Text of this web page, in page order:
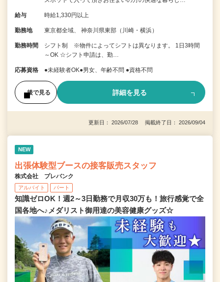
給与 時給1,330円以上
勤務地 東京都全域、 神奈川県東部（川崎・横浜）
勤務時間
シフト制 ※物件によってシフトは異なります。 1日3時間
～OK ☆シフト申請は、勤…
応募資格 ●未経験者OK●男女、年齢不問 ●資格不問
後で見る 詳細を見る
更新日： 2026/07/28 掲載終了日： 2026/09/04
NEW
出張体験型ブースの接客販売スタッフ
株式会社 プレバンク
アルバイト パート
知識ゼロOK！週2～3日勤務で月収30万も！旅行感覚で全
国各地へ♪メダリスト御用達の美容健康グッズ☆